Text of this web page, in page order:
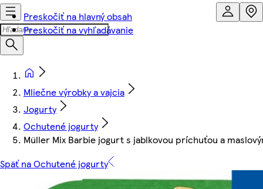
Preskočiť na hlavný obsah
Preskočiť na vyhľadávanie
Mliečne výrobky a vajcia
Jogurty
Ochutené jogurty
Müller Mix Barbie jogurt s jablkovou príchuťou a
Späť na Ochutené jogurty